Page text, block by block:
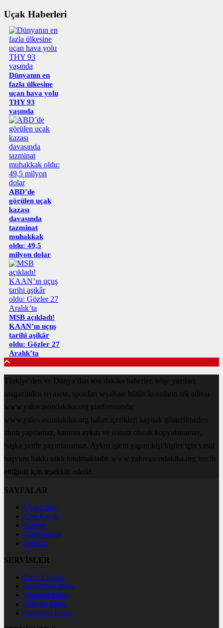
Uçak Haberleri
Dünyanın en
fazla ülkesine
uçan hava yolu
THY 93
yaşında
ABD’de
görülen uçak
kazası
davasında
tazminat
muhakkak
oldu: 49,5
milyon dolar
MSB açıkladı!
KAAN’ın uçuş
tarihi aşikâr
oldu: Gözler 27
Aralık’ta
Türkiye'den ve Dünya’dan son dakika haberler, köşe yazıları,
magazinden siyasete, spordan seyahate bütün konuların tek adresi
www.yalovasondakika.org platformunda;
www.yalovasondakika.org haber içerikleri kaynak gösterilmeden
alıntı yapılamaz, kanuna aykırı ve izinsiz olarak kopyalanamaz,
başka yerde yayınlanamaz. Aykırı işlem yapan kişi/kişiler için yasal
başvuru hakkı saklı tutulmaktadır. www.yalovasondakika.org tercih
ettiğiniz için teşekkür ederiz.
SAYFALAR
Üye Girişi
Üye Kaydı
Künye
Hakkımızda
İletişim
SERVİSLER
Futbol İddaa
Basketbol İddaa
Hentbol İddaa
Bilardo İddaa
Voleybol İddaa